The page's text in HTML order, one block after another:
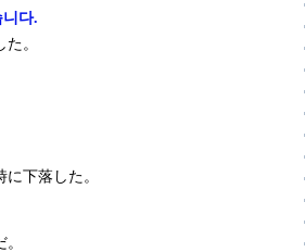
다.
。
下落した。